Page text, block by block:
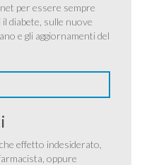
per essere sempre
diabete, sulle nuove
e gli aggiornamenti del
effetto indesiderato,
oppure